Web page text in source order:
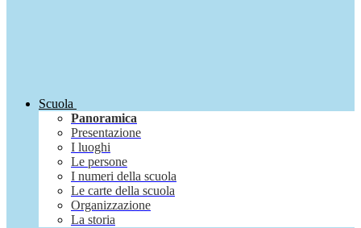
Scuola
Panoramica
Presentazione
I luoghi
Le persone
I numeri della scuola
Le carte della scuola
Organizzazione
La storia